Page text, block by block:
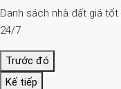
Danh sách nhà đất giá
24/7
Trước đó
Kế tiếp